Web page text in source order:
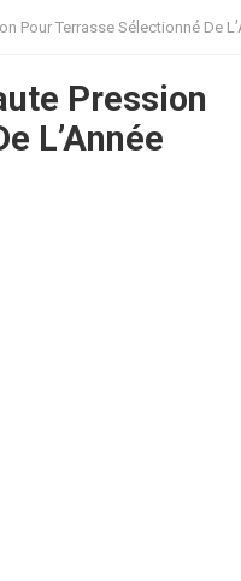
Pour Terrasse Sélectionné De
Pression
L’Année